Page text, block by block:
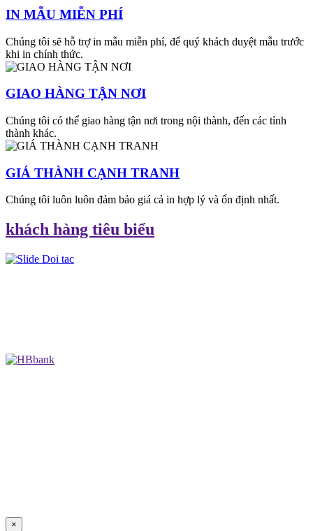
IN MẪU MIỄN PHÍ
Chúng tôi sẽ hỗ trợ in mẫu miễn phí, để quý khách duyệt mẫu trước
khi in chính thức.
GIAO HÀNG TẬN NƠI
Chúng tôi có thể giao hàng tận nơi trong nội thành, đến các tỉnh
thành khác.
GIÁ THÀNH CẠNH TRANH
Chúng tôi luôn luôn đảm bảo giá cả in hợp lý và ổn định nhất.
khách hàng tiêu biểu
×